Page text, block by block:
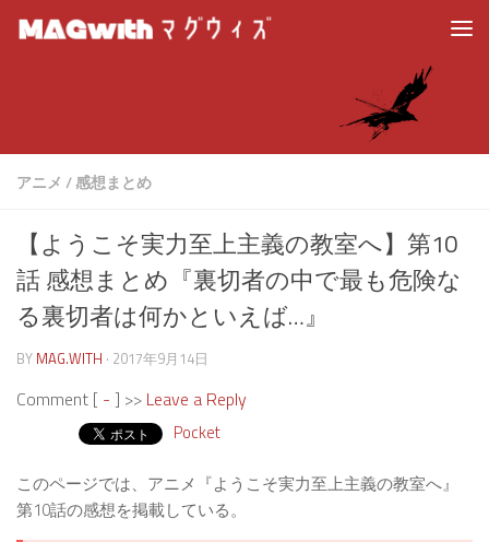
アニメ /感想まとめ
【ようこそ実力至上主義の教室へ】第10
話 感想まとめ『裏切者の中で最も危険な
る裏切者は何かといえば…』
BY MAG.WITH · 2017年9月14日
Comment [ - ] >> Leave a Reply
Pocket
このページでは、アニメ『ようこそ実力至上主義の教室へ』
第10話の感想を掲載している。